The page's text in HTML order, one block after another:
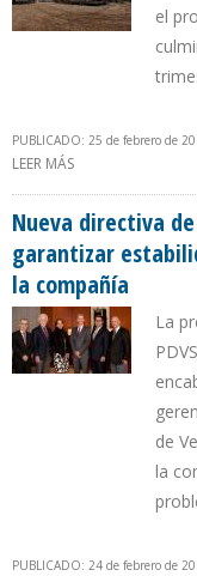
el
PUBLICADO: 25 de febrero de
LEER MÁS
DE INVERSIÓN
Nueva directiva
garantizar
la compañía
La
de
la
PUBLICADO: 24 de febrero de